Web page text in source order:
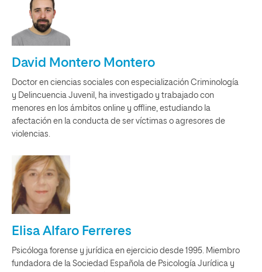
David Montero Montero
Doctor en ciencias sociales con especialización Criminología
y Delincuencia Juvenil, ha investigado y trabajado con
menores en los ámbitos online y offline, estudiando la
afectación en la conducta de ser víctimas o agresores de
violencias.
Elisa Alfaro Ferreres
Psicóloga forense y jurídica en ejercicio desde 1995. Miembro
fundadora de la Sociedad Española de Psicología Jurídica y